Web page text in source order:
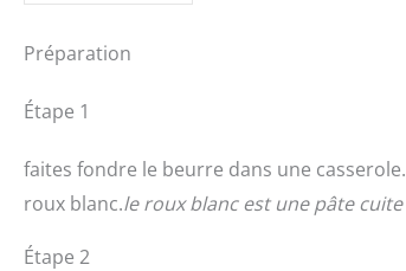
Préparation
Étape 1
faites fondre le beurre dans une
roux blanc.le roux blanc est une pâte
Étape 2